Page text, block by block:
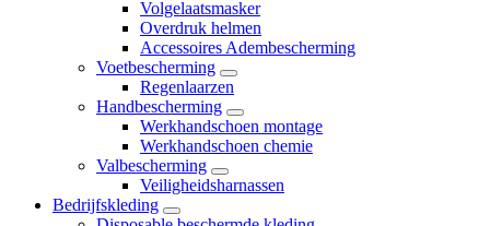
Volgelaatsmasker
Overdruk helmen
Accessoires Adembescherming
Voetbescherming
Regenlaarzen
Handbescherming
Werkhandschoen montage
Werkhandschoen chemie
Valbescherming
Veiligheidsharnassen
Bedrijfskleding